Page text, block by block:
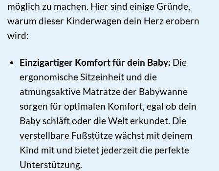
möglich zu machen. Hier sind einige Gründe,
warum dieser Kinderwagen dein Herz erobern
wird:
Einzigartiger Komfort für dein Baby: Die
ergonomische Sitzeinheit und die
atmungsaktive Matratze der Babywanne
sorgen für optimalen Komfort, egal ob dein
Baby schläft oder die Welt erkundet. Die
verstellbare Fußstütze wächst mit deinem
Kind mit und bietet jederzeit die perfekte
Unterstützung.